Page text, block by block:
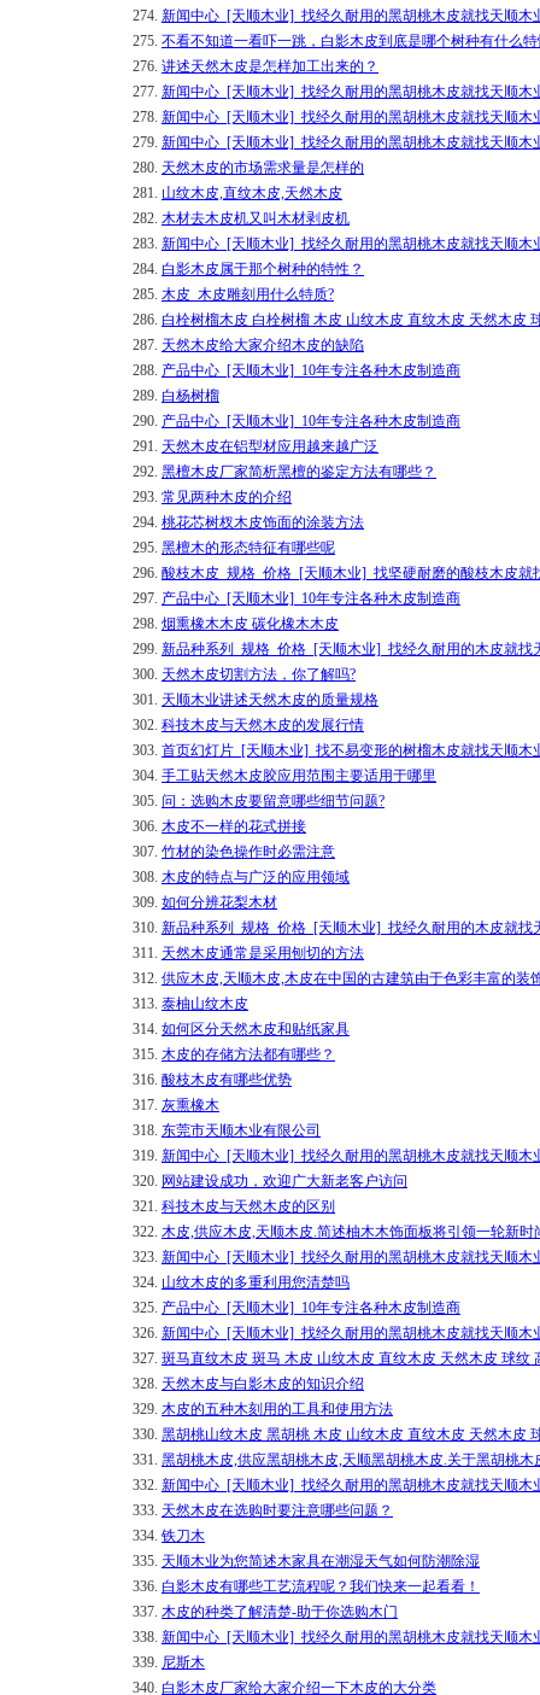
274. 新闻中心_[天顺木业]_找经久耐用的黑胡桃木皮就找天顺木
275. 不看不知道一看吓一跳，白影木皮到底是哪个树种有什么
276. 讲述天然木皮是怎样加工出来的？
277. 新闻中心_[天顺木业]_找经久耐用的黑胡桃木皮就找天顺木
278. 新闻中心_[天顺木业]_找经久耐用的黑胡桃木皮就找天顺木
279. 新闻中心_[天顺木业]_找经久耐用的黑胡桃木皮就找天顺木
280. 天然木皮的市场需求量是怎样的
281. 山纹木皮,直纹木皮,天然木皮
282. 木材去木皮机又叫木材剥皮机
283. 新闻中心_[天顺木业]_找经久耐用的黑胡桃木皮就找天顺木
284. 白影木皮属于那个树种的特性？
285. 木皮_木皮雕刻用什么特质?
286. 白栓树榴木皮 白栓树榴 木皮 山纹木皮 直纹木皮 天然木皮
287. 天然木皮给大家介绍木皮的缺陷
288. 产品中心_[天顺木业]_10年专注各种木皮制造商
289. 白杨树榴
290. 产品中心_[天顺木业]_10年专注各种木皮制造商
291. 天然木皮在铝型材应用越来越广泛
292. 黑檀木皮厂家简析黑檀的鉴定方法有哪些？
293. 常见两种木皮的介绍
294. 桃花芯树杈木皮饰面的涂装方法
295. 黑檀木的形态特征有哪些呢
296. 酸枝木皮_规格_价格_[天顺木业]_找坚硬耐磨的酸枝木皮就
297. 产品中心_[天顺木业]_10年专注各种木皮制造商
298. 烟熏橡木木皮 碳化橡木木皮
299. 新品种系列_规格_价格_[天顺木业]_找经久耐用的木皮就找
300. 天然木皮切割方法，你了解吗?
301. 天顺木业讲述天然木皮的质量规格
302. 科技木皮与天然木皮的发展行情
303. 首页幻灯片_[天顺木业]_找不易变形的树榴木皮就找天顺木
304. 手工贴天然木皮胶应用范围主要适用于哪里
305. 问：选购木皮要留意哪些细节问题?
306. 木皮不一样的花式拼接
307. 竹材的染色操作时必需注意
308. 木皮的特点与广泛的应用领域
309. 如何分辨花梨木材
310. 新品种系列_规格_价格_[天顺木业]_找经久耐用的木皮就找
311. 天然木皮通常是采用刨切的方法
312. 供应木皮,天顺木皮,木皮在中国的古建筑由于色彩丰富的装
313. 泰柚山纹木皮
314. 如何区分天然木皮和贴纸家具
315. 木皮的存储方法都有哪些？
316. 酸枝木皮有哪些优势
317. 灰熏橡木
318. 东莞市天顺木业有限公司
319. 新闻中心_[天顺木业]_找经久耐用的黑胡桃木皮就找天顺木
320. 网站建设成功，欢迎广大新老客户访问
321. 科技木皮与天然木皮的区别
322. 木皮,供应木皮,天顺木皮.简述柚木木饰面板将引领一轮新时
323. 新闻中心_[天顺木业]_找经久耐用的黑胡桃木皮就找天顺木
324. 山纹木皮的多重利用您清楚吗
325. 产品中心_[天顺木业]_10年专注各种木皮制造商
326. 新闻中心_[天顺木业]_找经久耐用的黑胡桃木皮就找天顺木
327. 斑马直纹木皮 斑马 木皮 山纹木皮 直纹木皮 天然木皮 球纹
328. 天然木皮与白影木皮的知识介绍
329. 木皮的五种木刻用的工具和使用方法
330. 黑胡桃山纹木皮 黑胡桃 木皮 山纹木皮 直纹木皮 天然木皮
331. 黑胡桃木皮,供应黑胡桃木皮,天顺黑胡桃木皮.关于黑胡桃木
332. 新闻中心_[天顺木业]_找经久耐用的黑胡桃木皮就找天顺木
333. 天然木皮在选购时要注意哪些问题？
334. 铁刀木
335. 天顺木业为您简述木家具在潮湿天气如何防潮除湿
336. ​白影木皮有哪些工艺流程呢？我们快来一起看看！
337. 木皮的种类了解清楚-助于你选购木门
338. 新闻中心_[天顺木业]_找经久耐用的黑胡桃木皮就找天顺木
339. 尼斯木
340. 白影木皮厂家给大家介绍一下木皮的大分类